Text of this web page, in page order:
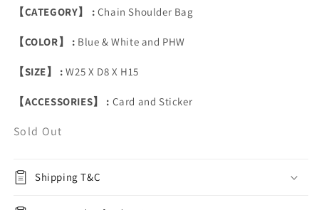
【CATEGORY】 : Chain Shoulder Bag
【COLOR】 : Blue & White and PHW
【SIZE】 :W25 X D8 X H15
【ACCESSORIES】 : Card and Sticker
Sold Out
Shipping T&C